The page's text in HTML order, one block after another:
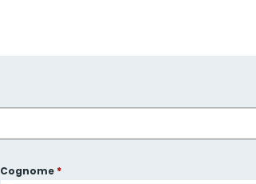
Cognome *